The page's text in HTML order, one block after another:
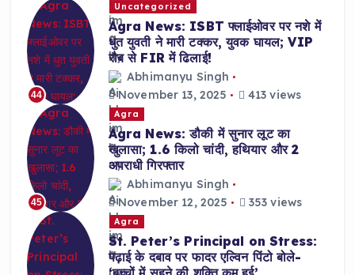
44
Uncategorized
Agra News: ISBT फ्लाईओवर पर नशे में
धुत युवती ने मारी टक्कर, युवक घायल; VIP
रौब से FIR में ढिलाई!
Abhimanyu Singh
November 13, 2025
413 views
45
Agra
Agra News: डौकी में सुनार लूट का
खुलासा; 1.6 किलो चांदी, हथियार और 2
अपराधी गिरफ्तार
Abhimanyu Singh
November 12, 2025
353 views
Agra
St. Peter’s Principal on Stress:
पढ़ाई के दबाव पर फादर एल्विन पिंटो बोले-